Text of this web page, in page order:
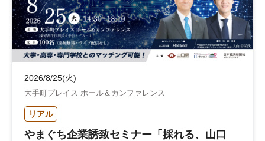
2026/8/25(火)
大手町プレイス ホール＆カンファレンス
リアル
やまぐち企業誘致セミナー「採れる、山口